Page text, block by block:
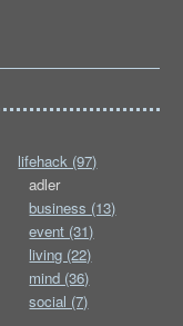
lifehack (97)
adler
business (13)
event (31)
living (22)
mind (36)
social (7)